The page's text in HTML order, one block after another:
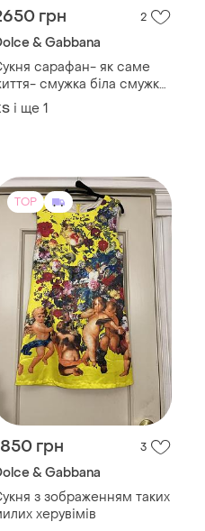
грн 2
& Gabbana
сарафан- як саме
смужка біла смужка
і ще 1
TOP
грн 3
& Gabbana
з зображенням таких
херувімів